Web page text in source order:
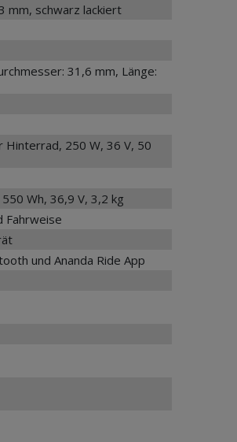
mm, schwarz lackiert
31,6 mm, Länge:
Hinterrad, 250 W, 36 V, 50
Wh, 36,9 V, 3,2 kg
Fahrweise
und Ananda Ride App